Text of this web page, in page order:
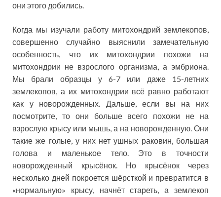
они этого добились.
Когда мы изучали работу митохондрий землекопов,
совершенно случайно выяснили замечательную
особенность, что их митохондрии похожи на
митохондрии не взрослого организма, а эмбриона.
Мы брали образцы у 6-7 или даже 15-летних
землекопов, а их митохондрии всё равно работают
как у новорожденных. Дальше, если вы на них
посмотрите, то они больше всего похожи не на
взрослую крысу или мышь, а на новорожденную. Они
такие же голые, у них нет ушных раковин, большая
голова и маленькое тело. Это в точности
новорожденный крысёнок. Но крысёнок через
несколько дней покроется шёрсткой и превратится в
«нормальную» крысу, начнёт стареть, а землекоп